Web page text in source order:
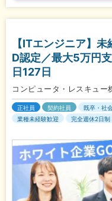
【ITエンジニア】
D認定／最大5万円
日127日
コンピュータ・レスキュー
正社員 契約社員 既卒・社
業種未経験歓迎
完全週休2日制